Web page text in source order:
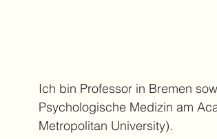
Ich bin Professor in Bremen
Psychologische Medizin am
Metropolitan University).